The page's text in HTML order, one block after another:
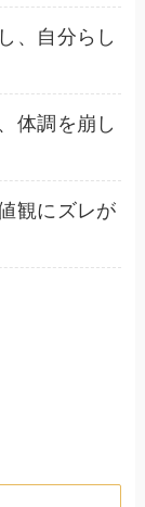
、自分らし
体調を崩し
観にズレが